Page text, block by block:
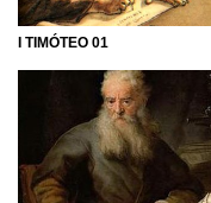
I TIMÓTEO 01